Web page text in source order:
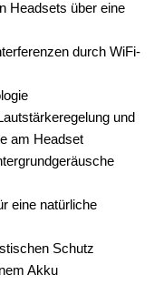
Headsets über eine
durch WiFi-
und
am Headset
eine natürliche
Schutz
Akku